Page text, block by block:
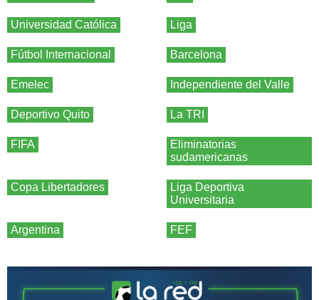
Universidad Católica Liga
Fútbol Internacional Barcelona
Emelec Independiente del Valle
Deportivo Quito La TRI
FIFA
Eliminatorias
sudamericanas
Copa Libertadores
Liga Deportiva
Universitaria
Argentina FEF